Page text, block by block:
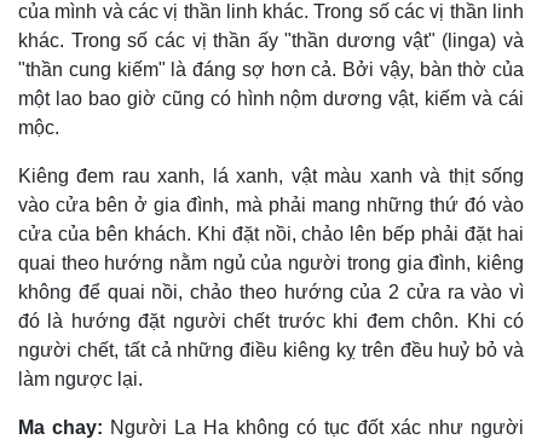
của mình và các vị thần linh khác. Trong số các vị thần linh
khác. Trong số các vị thần ấy "thần dương vật" (linga) và
"thần cung kiếm" là đáng sợ hơn cả. Bởi vậy, bàn thờ của
một lao bao giờ cũng có hình nộm dương vật, kiếm và cái
mộc.
Kiêng đem rau xanh, lá xanh, vật màu xanh và thịt sống
vào cửa bên ở gia đình, mà phải mang những thứ đó vào
cửa của bên khách. Khi đặt nồi, chảo lên bếp phải đặt hai
quai theo hướng nằm ngủ của người trong gia đình, kiêng
không để quai nồi, chảo theo hướng của 2 cửa ra vào vì
đó là hướng đặt người chết trước khi đem chôn. Khi có
người chết, tất cả những điều kiêng kỵ trên đều huỷ bỏ và
làm ngược lại.
Ma chay: Người La Ha không có tục đốt xác như người